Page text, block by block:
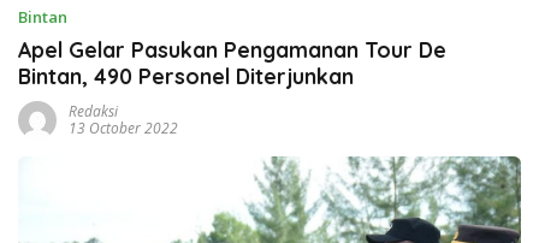
Bintan
Apel Gelar Pasukan Pengamanan Tour De
Bintan, 490 Personel Diterjunkan
Redaksi
13 October 2022